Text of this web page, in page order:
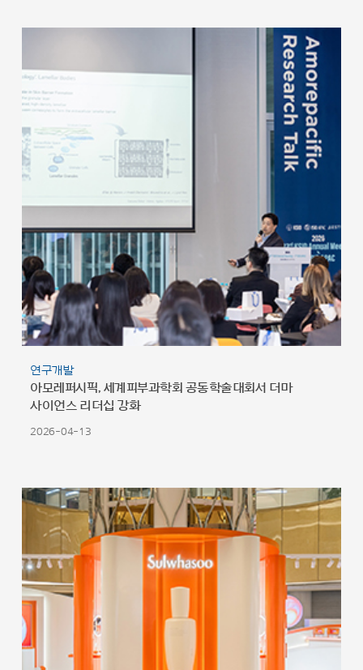
연구개발
아모레퍼시픽, 세계피부과학회 공동학술대회서 더마
사이언스 리더십 강화
2026-04-13